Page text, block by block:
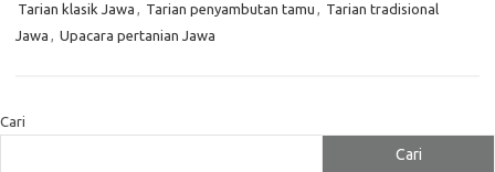
Tarian klasik Jawa , Tarian penyambutan tamu , Tarian tradisional
Jawa , Upacara pertanian Jawa
Cari
Cari